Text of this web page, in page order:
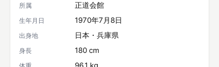
所属 正道会館
生年月日 1970年7月8日
出身地 日本・兵庫県
身長 180 cm